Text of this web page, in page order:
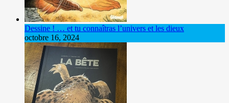
Dessine ! … et tu connaîtras l’univers et les dieux
octobre 16, 2024